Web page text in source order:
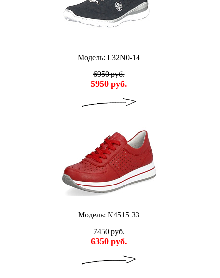
Модель: L32N0-14
6950 руб.
5950 руб.
Модель: N4515-33
7450 руб.
6350 руб.